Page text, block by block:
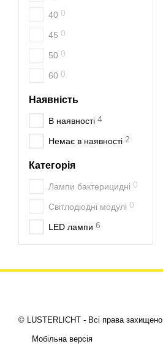
40 0
45 0
50 0
60 0
Наявність
В наявності 4
Немає в наявності 2
Категорія
Лампи бактерицидні 0
Світлодіодні модулі 0
LED лампи 6
© LUSTERLICHT - Всі права захищено
Мобільна версія